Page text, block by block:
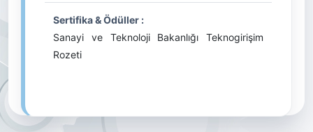
Sertifika & Ödüller :
Sanayi ve Teknoloji Bakanlığı Teknogirişim
Rozeti